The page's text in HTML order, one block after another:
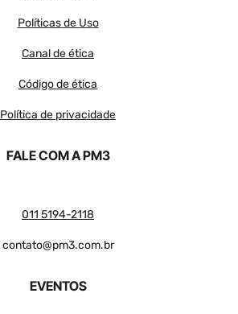
Políticas de Uso
Canal de ética
Código de ética
Política de privacidade
FALE COM A PM3
011 5194-2118
contato@pm3.com.br
EVENTOS